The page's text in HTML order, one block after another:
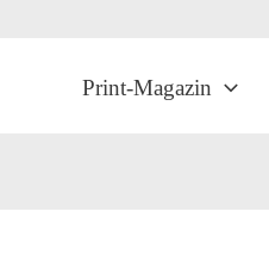
Print-Magazin